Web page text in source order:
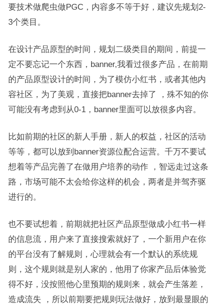
要技术做爬虫做PGC，内容多不等于好，建议先规划2-
3个类目。
在设计产品原型的时间，规划二级类目的期间，前提一
定不要忘记一个东西，banner,我看过很多产品，在前期
的产品原型设计的时间，为了模仿小红书，或者其他内
容社区，为了美观，直接把banner去掉了 ，殊不知的你
可能没有考虑到从0-1，banner里面可以放很多内容。
比如前期的社区的新人手册，新人的权益，社区的活动
等等，都可以放到banner资源位配合运营。千万不要试
想着等产品完善了在做用户培养的动作 ，智远走过这条
路，市场可能不太会给你这样的机会，两者是并驾齐驱
进行的。
也不要试想着，前期就把社区产品原型做成小红书一样
的信息流，用户来了直接搜索就好了，一个新用户在你
的平台没有了解规则，心理就会有一个默认的系统规
则，这个规则就是别人家的，他用了你家产品后体验觉
得不好，没按照他心里预期的规则来，就会产生落差，
造成流失 ，所以前期要把规则玩法做好，放到最显眼的